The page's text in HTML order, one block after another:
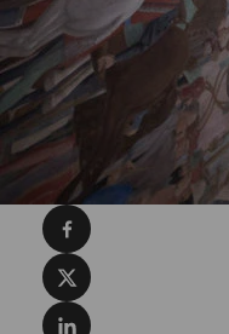
Condividi su
Condividi su X
Condividi su